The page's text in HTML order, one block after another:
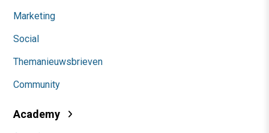
Marketing
Social
Themanieuwsbrieven
Community
Academy